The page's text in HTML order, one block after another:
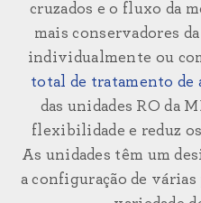
cruzados e o fluxo da
mais conservadores
individualmente ou
total de tratamento de
das unidades RO da
flexibilidade e reduz
As unidades têm um
a configuração de